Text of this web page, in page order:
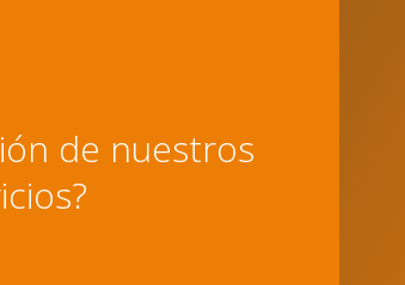
de nuestros